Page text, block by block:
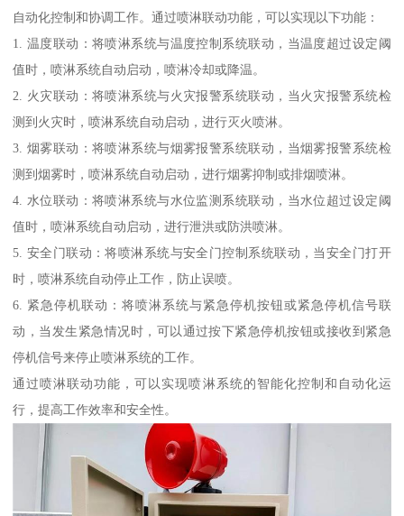
自动化控制和协调工作。通过喷淋联动功能，可以实现以下功能：
1. 温度联动：将喷淋系统与温度控制系统联动，当温度超过设定阈
值时，喷淋系统自动启动，喷淋冷却或降温。
2. 火灾联动：将喷淋系统与火灾报警系统联动，当火灾报警系统检
测到火灾时，喷淋系统自动启动，进行灭火喷淋。
3. 烟雾联动：将喷淋系统与烟雾报警系统联动，当烟雾报警系统检
测到烟雾时，喷淋系统自动启动，进行烟雾抑制或排烟喷淋。
4. 水位联动：将喷淋系统与水位监测系统联动，当水位超过设定阈
值时，喷淋系统自动启动，进行泄洪或防洪喷淋。
5. 安全门联动：将喷淋系统与安全门控制系统联动，当安全门打开
时，喷淋系统自动停止工作，防止误喷。
6. 紧急停机联动：将喷淋系统与紧急停机按钮或紧急停机信号联
动，当发生紧急情况时，可以通过按下紧急停机按钮或接收到紧急
停机信号来停止喷淋系统的工作。
通过喷淋联动功能，可以实现喷淋系统的智能化控制和自动化运
行，提高工作效率和安全性。